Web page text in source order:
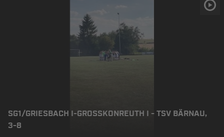
SG1/GRIESBACH I-GROSSKONREUTH I - TSV BÄRNAU, 3
-8